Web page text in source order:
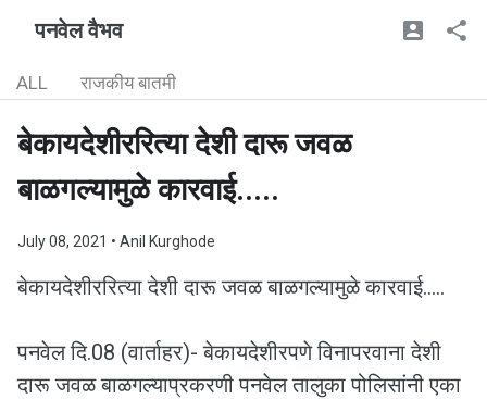
पनवेल वैभव
ALL राजकीय बातमी
बेकायदेशीररित्या देशी दारू जवळ
बाळगल्यामुळे कारवाई.....
July 08, 2021 • Anil Kurghode
बेकायदेशीररित्या देशी दारू जवळ बाळगल्यामुळे कारवाई.....
पनवेल दि.08 (वार्ताहर)- बेकायदेशीरपणे विनापरवाना देशी
दारू जवळ बाळगल्याप्रकरणी पनवेल तालुका पोलिसांनी एका